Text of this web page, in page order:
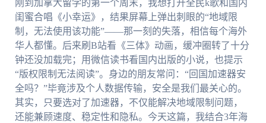
刚到加拿大留学的第一个周末，我想打开全民k歌和国内
闺蜜合唱《小幸运》，结果屏幕上弹出刺眼的“地域限
制，无法使用该功能”——那一刻的失落，相信每个海外
华人都懂。后来刷B站看《三体》动画，缓冲圈转了十分
钟还没加载完；用微信读书看国内出版的小说，也提示
“版权限制无法阅读”。身边的朋友常问：“回国加速器安
全吗？”毕竟涉及个人数据传输，安全是我们最关心的。
其实，只要选对了加速器，不仅能解决地域限制问题，
还能兼顾速度、稳定性和隐私。今天这篇，我结合3年海